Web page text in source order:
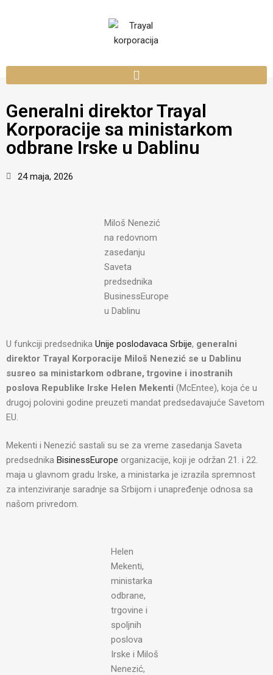
Generalni direktor Trayal
Korporacije sa ministarkom
odbrane Irske u Dablinu
24 maja, 2026
Miloš Nenezić
na redovnom
zasedanju
Saveta
predsednika
BusinessEurope
u Dablinu
U funkciji predsednika Unije poslodavaca Srbije, generalni
direktor Trayal Korporacije Miloš Nenezić se u Dablinu
susreo sa ministarkom odbrane, trgovine i inostranih
poslova Republike Irske Helen Mekenti (McEntee), koja će u
drugoj polovini godine preuzeti mandat predsedavajuće Savetom
EU.
Mekenti i Nenezić sastali su se za vreme zasedanja Saveta
predsednika BisinessEurope organizacije, koji je održan 21. i 22.
maja u glavnom gradu Irske, a ministarka je izrazila spremnost
za intenziviranje saradnje sa Srbijom i unapređenje odnosa sa
našom privredom.
Helen
Mekenti,
ministarka
odbrane,
trgovine i
spoljnih
poslova
Irske i Miloš
Nenezić,